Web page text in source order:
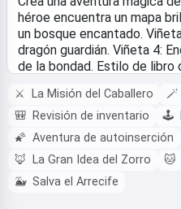
⚔️ La Misión del Caballero 🪄
🎒 Revisión de inventario 🕹️
🌠 Aventura de autoinserción
🦊
La Gran Idea del Zorro 🐱
🐳 Salva el Arrecife